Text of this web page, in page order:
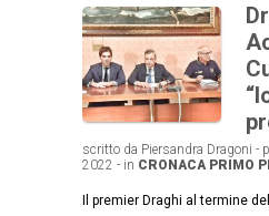
scritto da Piersandra Dragoni -
2022 - in CRONACA PRIMO
Il premier Draghi al termine